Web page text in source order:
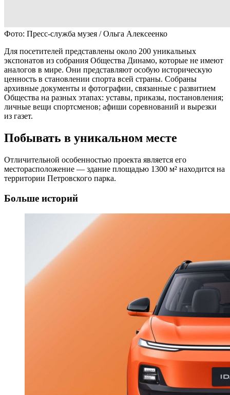
Фото: Пресс-служба музея / Ольга Алексеенко
Для посетителей представлены около 200 уникальных
экспонатов из собрания Общества Динамо, которые не имеют
аналогов в мире. Они представляют особую историческую
ценность в становлении спорта всей страны. Собраны
архивные документы и фотографии, связанные с развитием
Общества на разных этапах: уставы, приказы, постановления;
личные вещи спортсменов; афиши соревнований и вырезки
из газет.
Побывать в уникальном месте
Отличительной особенностью проекта является его
месторасположение — здание площадью 1300 м² находится на
территории Петровского парка.
Больше историй